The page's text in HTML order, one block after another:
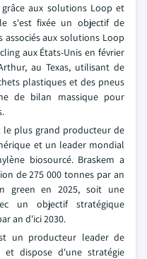
aux solutions Loop et
s'est fixée un objectif de
aux solutions Loop
aux États-Unis en février
au Texas, utilisant de
plastiques et des pneus
de bilan massique pour
le plus grand producteur de
et un leader mondial
biosourcé. Braskem a
de 275 000 tonnes par an
green en 2025, soit une
un objectif stratégique
an d'ici 2030.
un producteur leader de
et dispose d'une stratégie